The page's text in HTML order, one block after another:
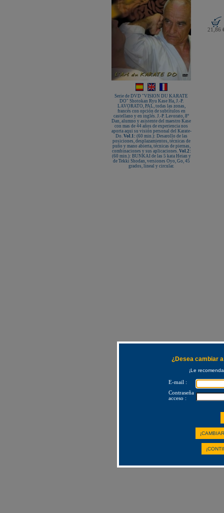
21,86
Serie de DVD "VISION DU KARATE
DO" Shotokan Ryu Kase Ha, J.-P.
LAVORATO, PAL, todas las zonas,
francés con opción de subtítulos en
castellano y en inglés. J.-P. Lavorato, 8º
Dan, alumno y asistente del maestro Kase
con mas de 44 años de experiencia nos
aporta aqui su visión personal del Karate-
Do. Vol.1: (60 min.): Desarollo de las
posiciones, desplazamientos, técnicas de
puño y mano abierta, técnicas de piernas,
combinaciones y sus aplicaciones. Vol.2:
(60 min.): BUNKAI de las 5 kata Heian y
de Tekki Shodan, versiones Oyo, Go, 45
grados, lineal y circular.
¿Desea cambiar
¡Le
E-mail :
Contraseña
acceso :